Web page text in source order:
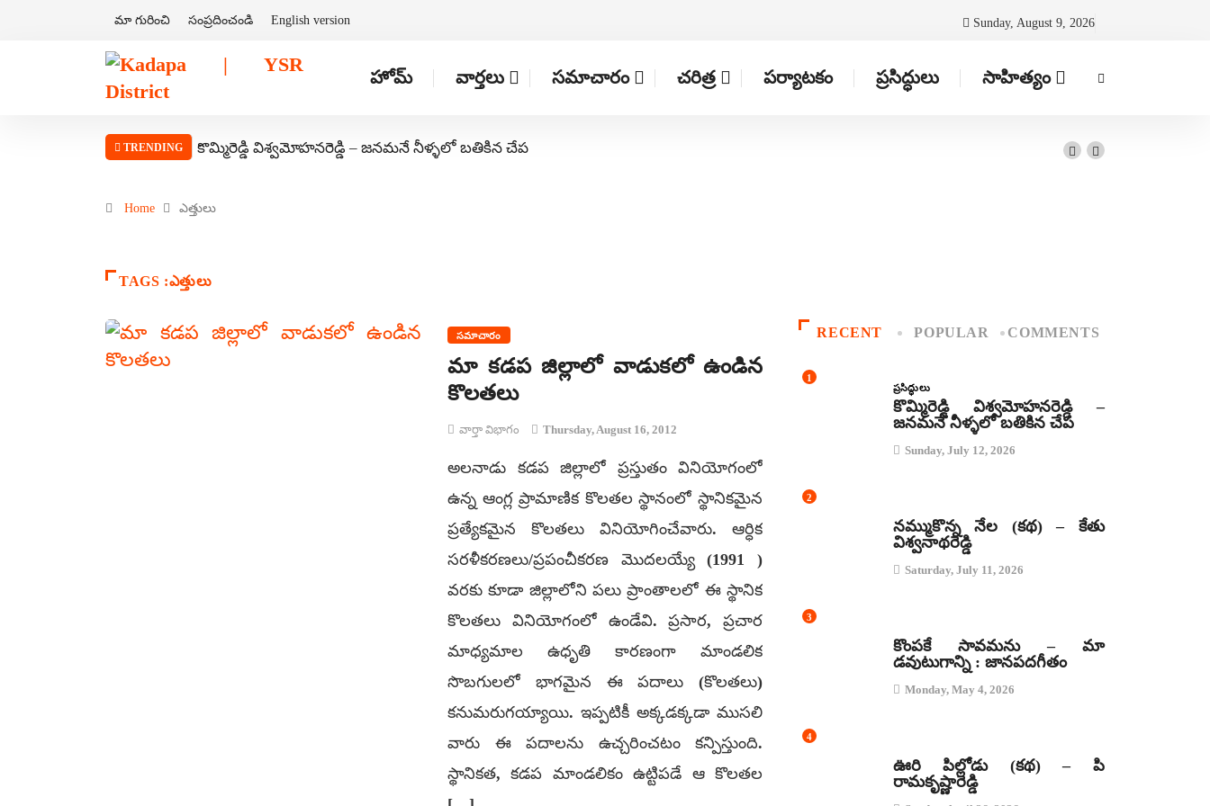
మా గురించి సంప్రదించండి English version Sunday, August 9, 2026
హోమ్ వార్తలు సమాచారం చరిత్ర పర్యాటకం ప్రసిద్ధులు సాహిత్యం
TRENDING కొమ్మిరెడ్డి విశ్వమోహనరెడ్డి – జనమనే నీళ్ళలో బతికిన చేప
Home ఎత్తులు
TAGS :ఎత్తులు
సమాచారం
మా కడప జిల్లాలో వాడుకలో ఉండిన
కొలతలు
వార్తా విభాగం Thursday, August 16, 2012
అలనాడు కడప జిల్లాలో ప్రస్తుతం వినియోగంలో
ఉన్న ఆంగ్ల ప్రామాణిక కొలతల స్థానంలో స్థానికమైన
ప్రత్యేకమైన కొలతలు వినియోగించేవారు. ఆర్ధిక
సరళీకరణలు/ప్రపంచీకరణ మొదలయ్యే (1991 )
వరకు కూడా జిల్లాలోని పలు ప్రాంతాలలో ఈ స్థానిక
కొలతలు వినియోగంలో ఉండేవి. ప్రసార, ప్రచార
మాధ్యమాల ఉధృతి కారణంగా మాండలిక
సొబగులలో భాగమైన ఈ పదాలు (కొలతలు)
కనుమరుగయ్యాయి. ఇప్పటికీ అక్కడక్కడా ముసలి
వారు ఈ పదాలను ఉచ్చరించటం కన్పిస్తుంది.
స్థానికత, కడప మాండలికం ఉట్టిపడే ఆ కొలతల
RECENT POPULAR COMMENTS
1
ప్రసిద్ధులు
కొమ్మిరెడ్డి విశ్వమోహనరెడ్డి –
జనమనే నీళ్ళలో బతికిన చేప
Sunday, July 12, 2026
2
నమ్ముకొన్న నేల (కథ) – కేతు
విశ్వనాథరెడ్డి
Saturday, July 11, 2026
3
కొంపకే సావమను – మా
డవుటుగాన్ని : జానపదగీతం
Monday, May 4, 2026
4
ఊరి పిల్లోడు (కథ) – పి
రామకృష్ణారెడ్డి